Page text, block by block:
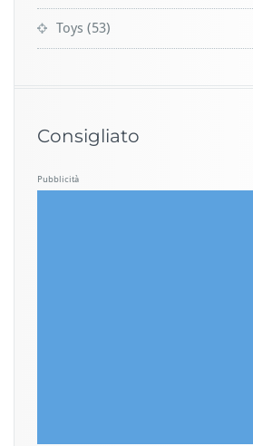
Toys (53)
Consigliato
Pubblicità